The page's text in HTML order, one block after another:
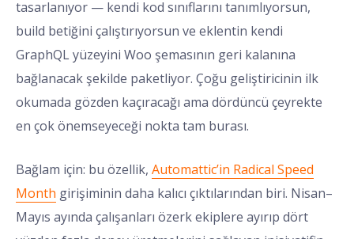
tasarlanıyor — kendi kod sınıflarını tanımlıyorsun,
build betiğini çalıştırıyorsun ve eklentin kendi
GraphQL yüzeyini Woo şemasının geri kalanına
bağlanacak şekilde paketliyor. Çoğu geliştiricinin ilk
okumada gözden kaçıracağı ama dördüncü çeyrekte
en çok önemseyeceği nokta tam burası.
Bağlam için: bu özellik, Automattic’in Radical Speed
Month girişiminin daha kalıcı çıktılarından biri. Nisan–
Mayıs ayında çalışanları özerk ekiplere ayırıp dört